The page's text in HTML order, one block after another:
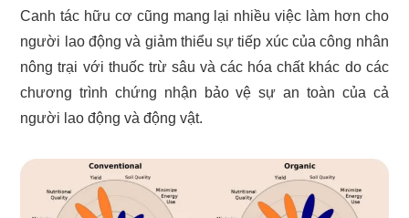
Canh tác hữu cơ cũng mang lại nhiều việc làm hơn cho
người lao động và giảm thiểu sự tiếp xúc của công nhân
nông trại với thuốc trừ sâu và các hóa chất khác do các
chương trình chứng nhận bảo vệ sự an toàn của cả
người lao động và động vật.